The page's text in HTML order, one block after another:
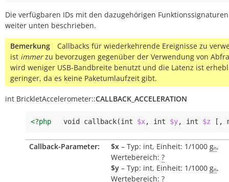
Die verfügbaren IDs mit den dazugehörigen
weiter unten beschrieben.
Bemerkung
Callbacks für wiederkehrende Ereignisse zu
ist immerzu bevorzugen gegenüber der Verwendung von
wird weniger USB-Bandbreite benutzt und die Latenz ist
geringer, da es keine Paketumlaufzeit gibt.
int BrickletAccelerometer::CALLBACK_ACCELERATION
<?php void callback(int $x, int $y, int $z [,
Callback-Parameter: $x – Typ: int, Einheit: 1/1000 gₙ,
Wertebereich: ?
$y – Typ: int, Einheit: 1/1000 gₙ,
Wertebereich: ?